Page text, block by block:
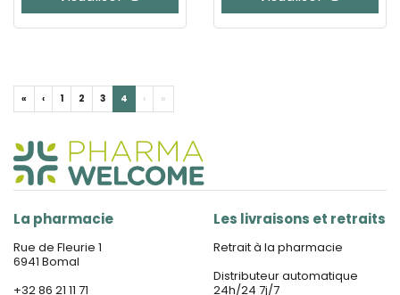
« ‹ 1 2 3 4 › »
La pharmacie
Rue de Fleurie 1
6941 Bomal
+32 86 21 11 71
Les livraisons et retraits
Retrait à la pharmacie
Distributeur automatique
24h/24 7j/7